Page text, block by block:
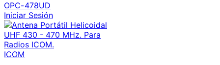
OPC-478UD
Iniciar Sesión
ICOM